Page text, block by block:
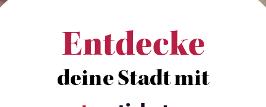
Entdecke
deine Stadt mit